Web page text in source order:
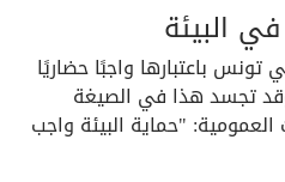
البيئة
باعتبارها واجبًا حضاريًا
تجسد هذا في الصيغة
"حماية البيئة واجب